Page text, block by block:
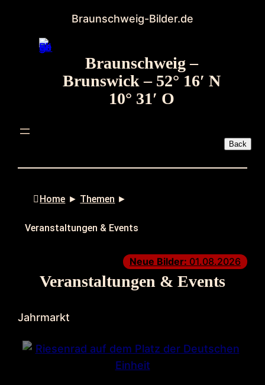
springen
Braunschweig-Bilder.de
Braunschweig –
Brunswick – 52° 16′ N
10° 31′ O
Home ► Themen ►
Veranstaltungen & Events
Neue Bilder: 01.08.2026
Veranstaltungen & Events
Jahrmarkt